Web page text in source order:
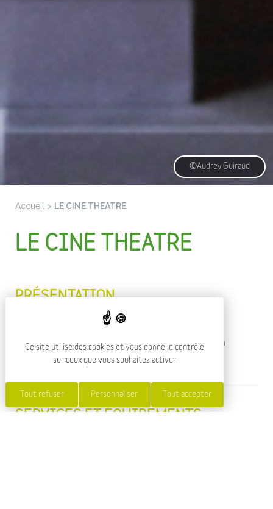
©Audrey Guiraud
Accueil > LE CINE THEATRE
LE CINE THEATRE
PRÉSENTATION
Le Ciné-théâtre vous propose une saison de
spectacles vivants ainsi qu'une programmation
cinématographique toute l'année !
SERVICES ET ÉQUIPEMENTS
Ce site utilise des cookies et vous donne le contrôle
sur ceux que vous souhaitez activer
Tout accepter
Tout refuser Personnaliser